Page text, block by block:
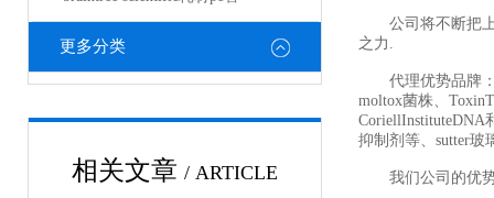
更多分类
相关文章 / ARTICLE
公司将不断把上
之力.
代理优势品牌：
moltox菌株、
CoriellInstituteDNA
抑制剂等、sutter玻
我们公司的优势